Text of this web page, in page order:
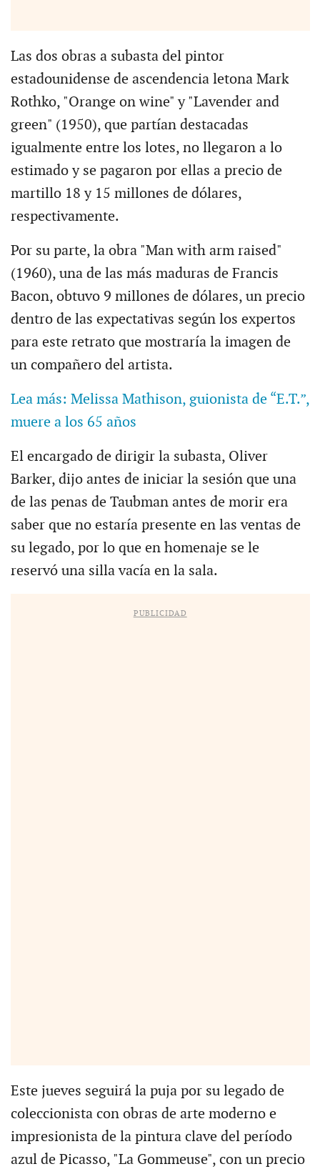
Las dos obras a subasta del pintor
estadounidense de ascendencia letona Mark
Rothko, "Orange on wine" y "Lavender and
green" (1950), que partían destacadas
igualmente entre los lotes, no llegaron a lo
estimado y se pagaron por ellas a precio de
martillo 18 y 15 millones de dólares,
respectivamente.
Por su parte, la obra "Man with arm raised"
(1960), una de las más maduras de Francis
Bacon, obtuvo 9 millones de dólares, un precio
dentro de las expectativas según los expertos
para este retrato que mostraría la imagen de
un compañero del artista.
Lea más: Melissa Mathison, guionista de “E.T.”,
muere a los 65 años
El encargado de dirigir la subasta, Oliver
Barker, dijo antes de iniciar la sesión que una
de las penas de Taubman antes de morir era
saber que no estaría presente en las ventas de
su legado, por lo que en homenaje se le
reservó una silla vacía en la sala.
PUBLICIDAD
Este jueves seguirá la puja por su legado de
coleccionista con obras de arte moderno e
impresionista de la pintura clave del período
azul de Picasso, "La Gommeuse", con un precio